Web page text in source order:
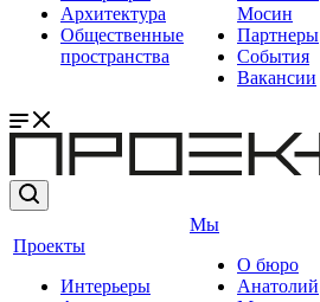
Архитектура
Общественные
пространства
Мосин
Партнеры
События
Вакансии
Проекты
Интерьеры
Мы
О бюро
Анатолий